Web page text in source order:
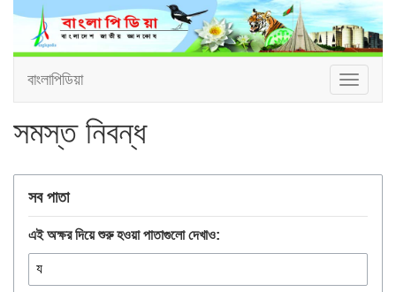
Toggle
বাংলাপিডিয়া
সমস্ত নিবন্ধ
সব পাতা
এই অক্ষর দিয়ে শুরু হওয়া পাতাগুলো দেখাও: